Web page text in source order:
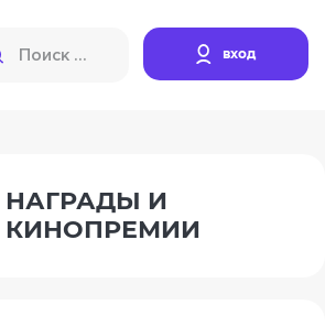
вход
НАГРАДЫ И
КИНОПРЕМИИ